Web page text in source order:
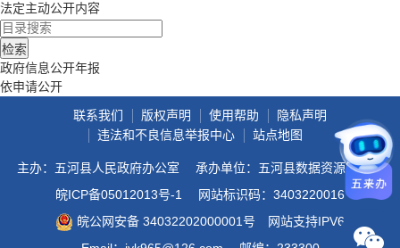
法定主动公开内容
政府信息公开年报
依申请公开
联系我们
版权声明 使用帮助
隐私声明
违法和不良信息举报中心
站点地图
主办：五河县人民政府办公室
承办单位：五河县数据资源管理局
皖ICP备05012013号-1
网站标识码：3403220016
皖公网安备 34032202000001号
网站支持IPV6